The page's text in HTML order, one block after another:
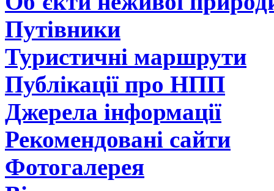
Путівники
Туристичні маршрути
Публікації про НПП
Джерела інформації
Рекомендовані сайти
Фотогалерея